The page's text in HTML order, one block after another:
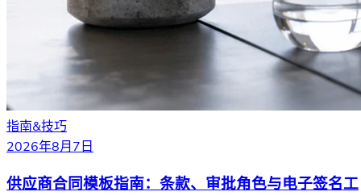
指南&技巧
2026年8月7日
供应商合同模板指南：条款、审批角色与电子签名工